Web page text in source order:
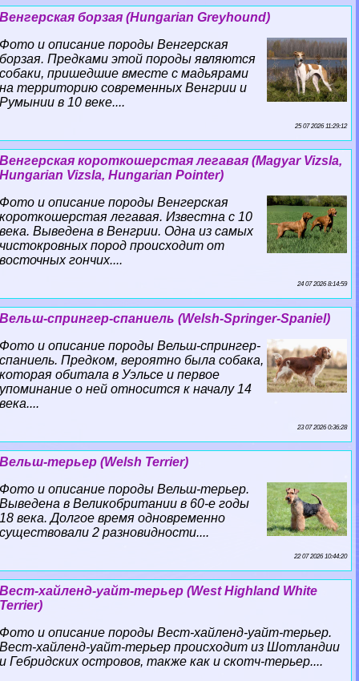
Венгерская борзая (Hungarian Greyhound)
Фото и описание породы Венгерская
борзая. Предками этой породы являются
собаки, пришедшие вместе с мадьярами
на территорию современных Венгрии и
Румынии в 10 веке....
25 07 2026 11:29:12
Венгерская короткошерстая легавая (Magyar Vizsla,
Hungarian Vizsla, Hungarian Pointer)
Фото и описание породы Венгерская
короткошерстая легавая. Известна с 10
века. Выведена в Венгрии. Одна из самых
чистокровных пород происходит от
восточных гончих....
24 07 2026 8:14:59
Вельш-спрингер-спаниель (Welsh-Springer-Spaniel)
Фото и описание породы Вельш-спрингер-
спаниель. Предком, вероятно была собака,
которая обитала в Уэльсе и первое
упоминание о ней относится к началу 14
века....
23 07 2026 0:36:28
Вельш-терьер (Welsh Terrier)
Фото и описание породы Вельш-терьер.
Выведена в Великобритании в 60-е годы
18 века. Долгое время одновременно
существовали 2 разновидности....
22 07 2026 10:44:20
Вест-хайленд-уайт-терьер (West Highland White
Terrier)
Фото и описание породы Вест-хайленд-уайт-терьер.
Вест-хайленд-уайт-терьер происходит из Шотландии
и Гебридских островов, также как и скотч-терьер....